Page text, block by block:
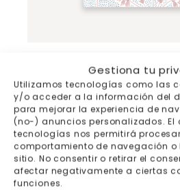
Gestiona tu
Utilizamos tecnologías como las
y/o acceder a la información del
para mejorar la experiencia de
(no-) anuncios personalizados. El
tecnologías nos permitirá
comportamiento de navegación o
sitio. No consentir o retirar el
afectar negativamente a ciertas
funciones.
Muestra Arcos Rosa